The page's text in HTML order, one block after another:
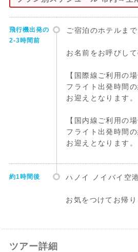
飛行機出発の
2-3時間前
ご宿泊のホテルまで
お名前をお呼びし
【国際線ご利用の場
フライト出発時間
お迎えとなります。
【国内線ご利用の場
フライト出発時間
お迎えとなります。
約1時間後 ハノイ ノイバイ空
お気をつけてお帰り
ツアー詳細